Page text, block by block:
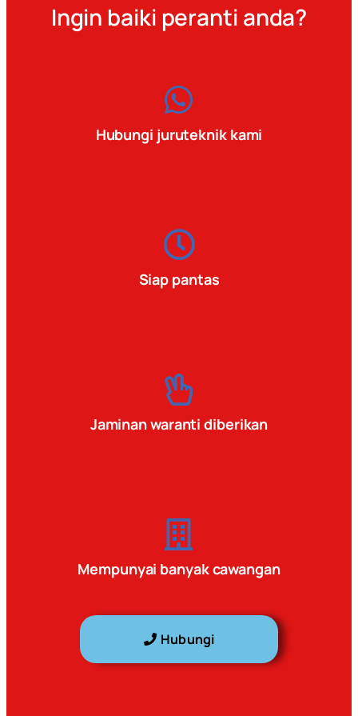
Ingin baiki peranti anda?
Hubungi juruteknik kami
Siap pantas
Jaminan waranti diberikan
Mempunyai banyak cawangan
Hubungi